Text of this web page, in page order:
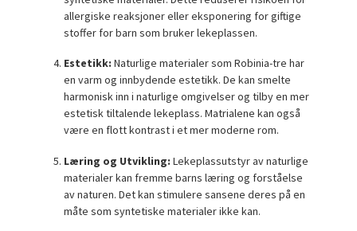
allergiske reaksjoner eller eksponering for giftige
stoffer for barn som bruker lekeplassen.
Estetikk: Naturlige materialer som Robinia-tre har
en varm og innbydende estetikk. De kan smelte
harmonisk inn i naturlige omgivelser og tilby en mer
estetisk tiltalende lekeplass. Matrialene kan også
være en flott kontrast i et mer moderne rom.
Læring og Utvikling: Lekeplassutstyr av naturlige
materialer kan fremme barns læring og forståelse
av naturen. Det kan stimulere sansene deres på en
måte som syntetiske materialer ikke kan.